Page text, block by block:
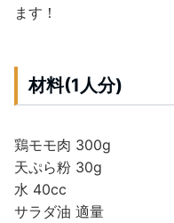
ます！
材料(1人分)
鶏モモ肉 300g
天ぷら粉 30g
水 40cc
サラダ油 適量